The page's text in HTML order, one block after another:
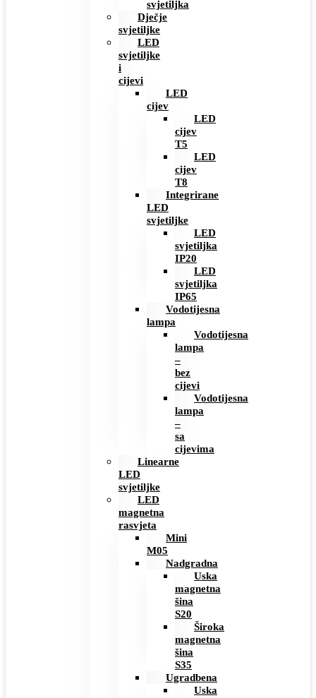
svjetiljka
Dječje
svjetiljke
LED
svjetiljke
i
cijevi
LED
cijev
LED
cijev
T5
LED
cijev
T8
Integrirane
LED
svjetiljke
LED
svjetiljka
IP20
LED
svjetiljka
IP65
Vodotijesna
lampa
Vodotijesna
lampa
–
bez
cijevi
Vodotijesna
lampa
–
sa
cijevima
Linearne
LED
svjetiljke
LED
magnetna
rasvjeta
Mini
M05
Nadgradna
Uska
magnetna
šina
S20
Široka
magnetna
šina
S35
Ugradbena
Uska